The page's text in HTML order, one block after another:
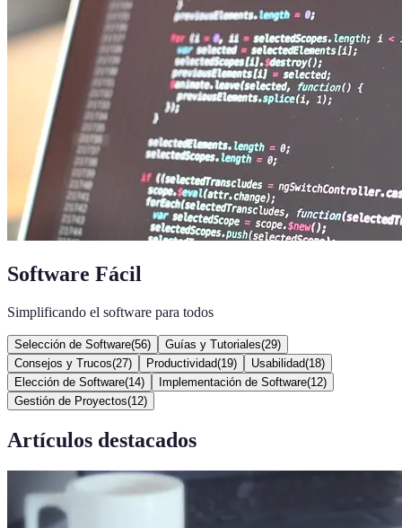
Software Fácil
Simplificando el software para todos
Selección de Software(56) Guías y Tutoriales(29)
Consejos y Trucos(27) Productividad(19) Usabilidad(18)
Elección de Software(14) Implementación de Software(12)
Gestión de Proyectos(12)
Artículos destacados